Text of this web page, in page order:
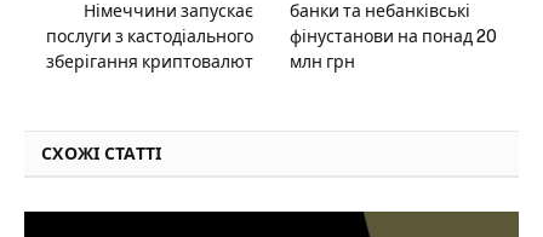
Німеччини запускає
послуги з кастодіального
зберігання криптовалют
банки та небанківські
фінустанови на понад 20
млн грн
СХОЖІ СТАТТІ